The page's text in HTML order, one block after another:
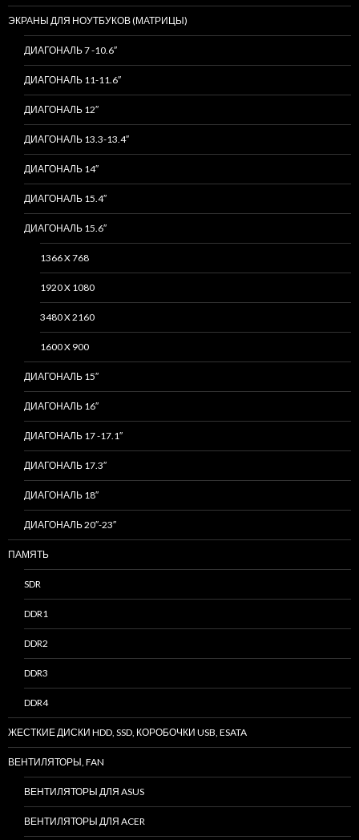
ЭКРАНЫ ДЛЯ НОУТБУКОВ (МАТРИЦЫ)
ДИАГОНАЛЬ 7 -10.6″
ДИАГОНАЛЬ 11-11.6″
ДИАГОНАЛЬ 12″
ДИАГОНАЛЬ 13.3-13.4″
ДИАГОНАЛЬ 14″
ДИАГОНАЛЬ 15.4″
ДИАГОНАЛЬ 15.6″
1366 X 768
1920 X 1080
3480 X 2160
1600 X 900
ДИАГОНАЛЬ 15″
ДИАГОНАЛЬ 16″
ДИАГОНАЛЬ 17 -17.1″
ДИАГОНАЛЬ 17.3″
ДИАГОНАЛЬ 18″
ДИАГОНАЛЬ 20″-23″
ПАМЯТЬ
SDR
DDR1
DDR2
DDR3
DDR4
ЖЕСТКИЕ ДИСКИ HDD, SSD, КОРОБОЧКИ USB, ESATA
ВЕНТИЛЯТОРЫ, FAN
ВЕНТИЛЯТОРЫ ДЛЯ ASUS
ВЕНТИЛЯТОРЫ ДЛЯ ACER